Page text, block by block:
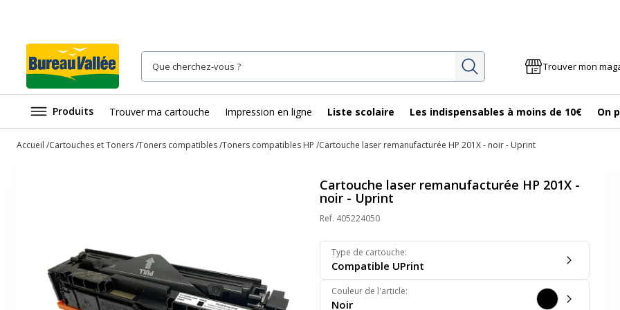
Rechercher Trouver mon
Produits Trouver ma cartouche Impression en ligne Liste scolaire Les indispensables à moins de 10€ On
Accueil Cartouches et Toners Toners compatibles Toners compatibles HP Cartouche laser remanufacturée HP 201X - noir - Uprint
Cartouche laser remanufacturée HP 201X -
noir - Uprint
Ref. 405224050
Type de cartouche:
Compatible UPrint
Couleur de l'article:
Noir